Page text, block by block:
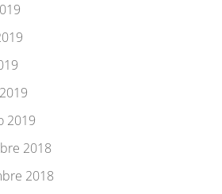
2019
2018
2018